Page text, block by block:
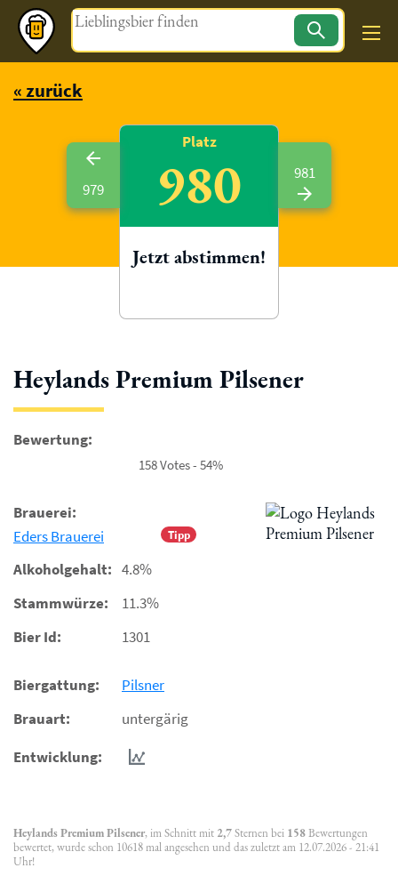
Magazin
« zurück
Heylands Premium Pilsener
Bewertung:
158 Votes - 54%
Brauerei:
Tipp
Eders Brauerei
Alkoholgehalt: 4.8%
Stammwürze:
11.3%
Bier Id:
1301
Biergattung:
Pilsner
Brauart:
untergärig
Entwicklung:
Heylands Premium Pilsener, im Schnitt mit 2,7Sternen bei 158Bewertungen
bewertet, wurde schon 10618 mal angesehen und das zuletzt am 12.07.2026 - 21:41
Uhr!
979
Platz
980
Jetzt abstimmen!
981